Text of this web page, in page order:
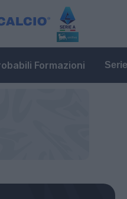
Formazioni